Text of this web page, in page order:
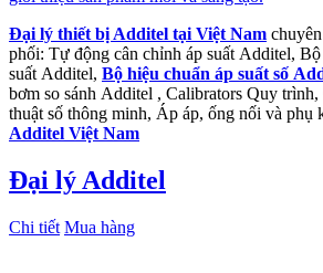
Đại lý thiết bị Additel tại Việt Nam
phối: Tự động cân chỉnh áp suất Additel,
suất Additel, Bộ hiệu chuẩn áp suất số
bơm so sánh Additel , Calibrators Quy
thuật số thông minh, Áp áp, ống nối và phụ
Additel Việt Nam
Đại lý Additel
Chi tiết Mua hàng